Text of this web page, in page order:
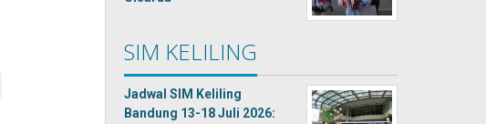
SIM KELILING
Jadwal SIM Keliling
Bandung 13-18 Juli 2026: